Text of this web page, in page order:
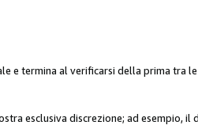
e termina al verificarsi della prima tra
esclusiva discrezione; ad esempio, il